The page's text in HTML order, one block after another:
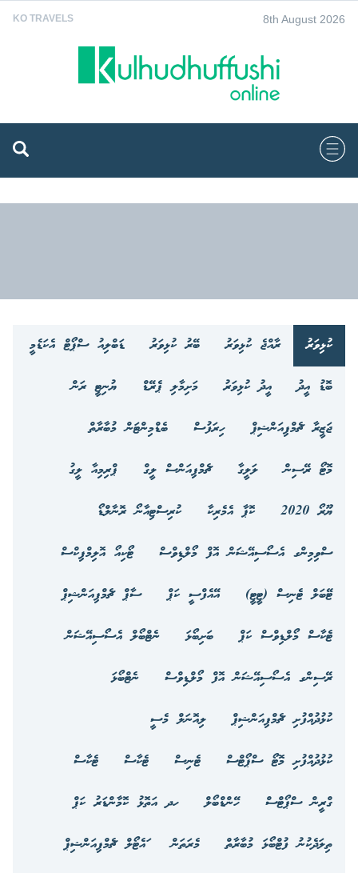
KO TRAVELS 8th August 2026
ކުޅިވަރު ރާއްޖެ ކުޅިވަރު ބޭރު ކުޅިވަރު
ޑަބްލިއު ސްޕޯޓް އެކަޑެމީ
ބޮޑު އީދު
އީދު ކުޅިވަރު މަށިމާލި ޕެރޭޑް
ޔުނިޓީ ރަން
ޖަޒީރާ ޗެމްޕިއަންޝިޕް
ހިރަފުސް
ބެޑްމިންޓަން މުބާރާތް
މޮޓޯ ރޭސިން
ލަލީގާ ޗެމްޕިއަންސް ލީގް
ޕްރިމިއާ ލީގު
ޔޫރޯ 2020
ކޮޕާ އެމެރިކާ
ކުރިސްޓިއާނޯ ރޮނާލްޑޯ
ސްވިމިންގ އެސޯސިއޭޝަން އޮފް މޯލްޑިވްސް
ޓޯކިއޯ އޮލިމްޕިކްސް
ޓޭބަލް ޓެނިސް (ޓީޓީ)
އޭއެފްސީ ކަޕް
ސާޕް ޗެމްޕިއަންޝިޕް
ޓެކާސް މޯލްޑިވްސް ކަޕް
ބަށިބޯޅަ
ނެޓްބޯލް އެސޯސިއޭޝަން
ރޭސިންގ އެސޯސިއޭޝަން އޮފް މޯލްޑިވްސް
ނެޓްބޯޅަ
ކުޅުދުއްފުށި ޗެމްޕިއަންޝިޕް
ލިއޮނަލް މެސީ
ކުޅުދުއްފުށި މޮޓޯ ސްޕޯޓްސް
ޓެނިސް ޓެކާސް
ޓެކާސް
ގްރީން ސްޕޯޓްސް
ހޭންޑްބޯލް
ހދ އަތޮޅު ކޮމާންޑަރު ކަޕް
ތިލަދެކުނު ފުޓްބޯޅަ މުބާރާތް
މެރަތަން
ައެޓޯލް ޗެމްޕިއަންޝިޕް